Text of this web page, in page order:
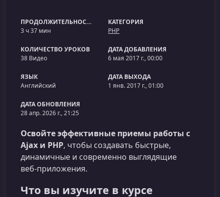
ПРОДОЛЖИТЕЛЬНОСТЬ
3 ч 37 мин
КАТЕГОРИЯ
PHP
КОЛИЧЕСТВО УРОКОВ
38 Видео
ДАТА ДОБАВЛЕНИЯ
6 мая 2017 г., 00:00
ЯЗЫК
Английский
ДАТА ВЫХОДА
1 янв. 2017 г., 01:00
ДАТА ОБНОВЛЕНИЯ
28 апр. 2026 г., 21:25
Освойте эффективные приемы работы с
Ajax и PHP, чтобы создавать быстрые,
динамичные и современно выглядящие
веб‑приложения.
Что вы изучите в курсе